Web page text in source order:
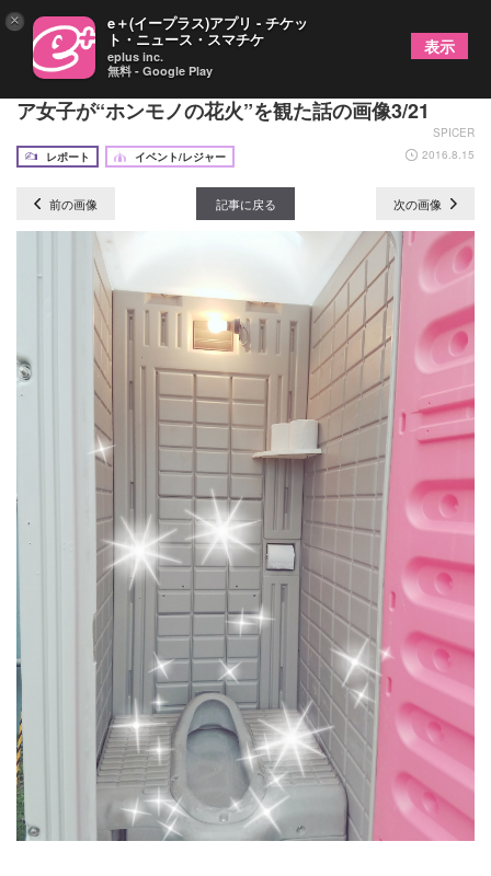
【初心者シリーズ・番外編】人混みギライのインド
ア女子が“ホンモノの花火”を観た話の画像3/21
SPICER
レポート
イベント/レジャー 2016.8.15
前の画像 記事に戻る 次の画像
× e＋(イープラス)アプリ - チケッ
ト・ニュース・スマチケ
eplus inc.
無料 - Google Play
表示